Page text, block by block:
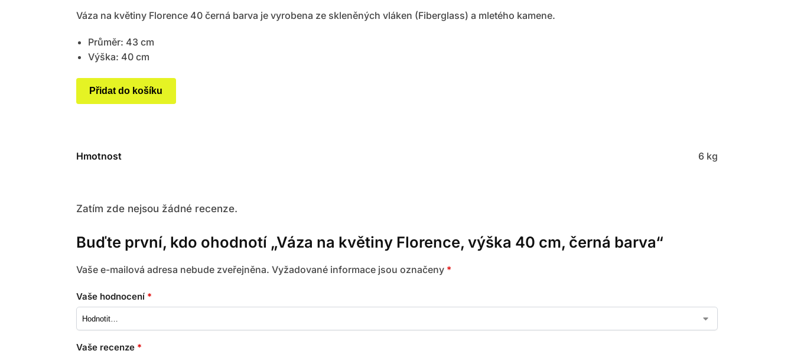
Váza na květiny Florence 40 černá barva je vyrobena ze skleněných vláken (Fiberglass) a mletého kamene.
Průměr: 43 cm
Výška: 40 cm
Přidat do košíku
Hmotnost 6 kg
Zatím zde nejsou žádné recenze.
Buďte první, kdo ohodnotí „Váza na květiny Florence, výška 40 cm, černá barva“
Vaše e-mailová adresa nebude zveřejněna. Vyžadované informace jsou označeny *
Vaše hodnocení *
Vaše recenze *